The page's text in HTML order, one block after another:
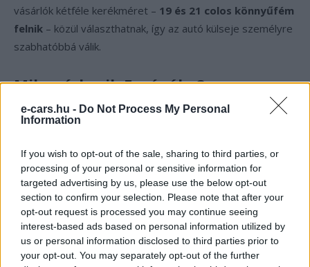
e-cars.hu - Do Not Process My Personal
Information
If you wish to opt-out of the sale, sharing to third parties, or
processing of your personal or sensitive information for
targeted advertising by us, please use the below opt-out
section to confirm your selection. Please note that after your
opt-out request is processed you may continue seeing
interest-based ads based on personal information utilized by
us or personal information disclosed to third parties prior to
your opt-out. You may separately opt-out of the further
vásárlók kétféle kerékméret – 19 és 21 colos könnyűfém
felnik – közül választhatnak, így az autó külseje személyre
szabhatóbbá válik.
Mikor érkezik Európába?
Bár aMazda CX6-e európai premierjének időpontja
hogylegalább egy évet kell várnia megjelenésre. Az
EZ-60 minden adottsággal rendelkezik ahhoz, hogy az
európai piacokon is sikeres legyen:korszerű elektromos
hajtáslánc
választási lehetőség plug-in kivitelre,
valamintmagas szintű digitalizáció és komfort.